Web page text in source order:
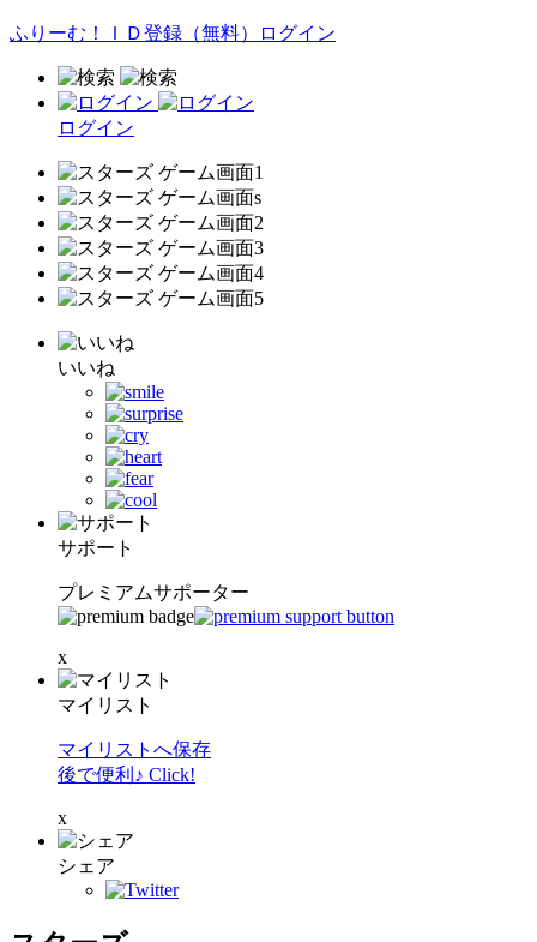
ふりーむ！ＩＤ登録（無料） ログイン
ログイン
いいね
サポート
プレミアムサポーター
x
マイリスト
マイリストへ保存
後で便利♪ Click!
x
シェア